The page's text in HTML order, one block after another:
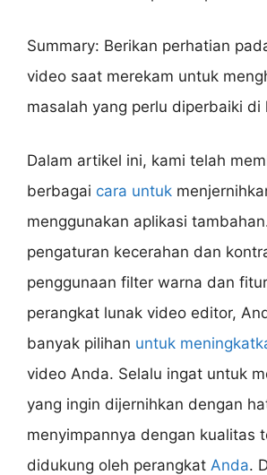
Summary: Berikan perhatian
video saat merekam untuk
masalah yang perlu diperbaiki di
Dalam artikel ini, kami telah
berbagai cara untuk
menggunakan aplikasi
pengaturan kecerahan dan
penggunaan filter warna dan
perangkat lunak video editor,
banyak pilihan untuk
video Anda. Selalu ingat untuk
yang ingin dijernihkan dengan
menyimpannya dengan kualitas
didukung oleh perangkat Anda.